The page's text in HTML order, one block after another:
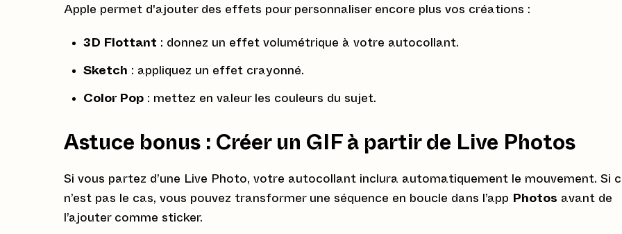
Apple permet d'ajouter des effets pour personnaliser encore plus vos créations :
3D Flottant : donnez un effet volumétrique à votre autocollant.
Sketch : appliquez un effet crayonné.
Color Pop : mettez en valeur les couleurs du sujet.
Astuce bonus : Créer un GIF à partir de Live Photos
Si vous partez d’une Live Photo, votre autocollant inclura automatiquement le mouvement. Si
n’est pas le cas, vous pouvez transformer une séquence en boucle dans l’app Photos avant de
l’ajouter comme sticker.